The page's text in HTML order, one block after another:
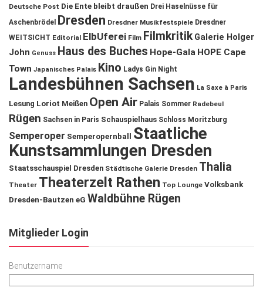
Deutsche Post Die Ente bleibt draußen Drei Haselnüsse für
Aschenbrödel
Dresden Dresdner Musikfestspiele Dresdner
WEITSICHT Editorial ElbUferei Film Filmkritik Galerie Holger
John Genuss Haus des Buches Hope-Gala HOPE Cape
Town Japanisches Palais Kino Ladys Gin Night
Landesbühnen Sachsen La Saxe à Paris
Lesung Loriot Meißen Open Air Palais Sommer Radebeul
Rügen Sachsen in Paris Schauspielhaus Schloss Moritzburg
Semperoper Semperopernball
Staatliche
Kunstsammlungen Dresden
Staatsschauspiel Dresden Städtische Galerie Dresden Thalia
Theater Theaterzelt Rathen Top Lounge Volksbank
Dresden-Bautzen eG Waldbühne Rügen
Mitglieder Login
Benutzername